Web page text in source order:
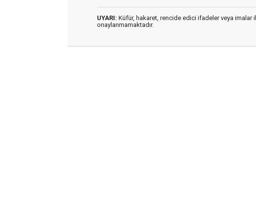
UYARI: Küfür, hakaret, rencide edici ifadeler veya imalar
onaylanmamaktadır.